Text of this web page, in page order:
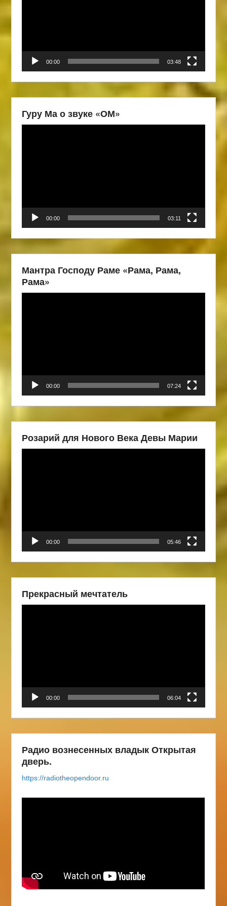
00:00 03:48
Гуру Ма о звуке «ОМ»
00:00 03:11
Мантра Господу Раме «Рама, Рама,
Рама»
00:00 07:24
Розарий для Нового Века Девы Марии
00:00 05:46
Прекрасный мечтатель
00:00 06:04
Радио вознесенных владык Открытая
дверь.
https://radiotheopendoor.ru